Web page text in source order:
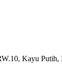
Kayu Putih,